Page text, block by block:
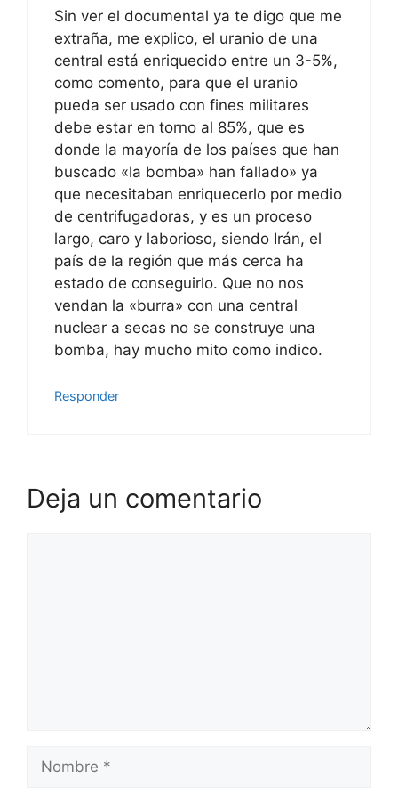
Sin ver el documental ya te digo que me
extraña, me explico, el uranio de una
central está enriquecido entre un 3-5%,
como comento, para que el uranio
pueda ser usado con fines militares
debe estar en torno al 85%, que es
donde la mayoría de los países que han
buscado «la bomba» han fallado» ya
que necesitaban enriquecerlo por medio
de centrifugadoras, y es un proceso
largo, caro y laborioso, siendo Irán, el
país de la región que más cerca ha
estado de conseguirlo. Que no nos
vendan la «burra» con una central
nuclear a secas no se construye una
bomba, hay mucho mito como indico.
Responder
Deja un comentario
Nombre